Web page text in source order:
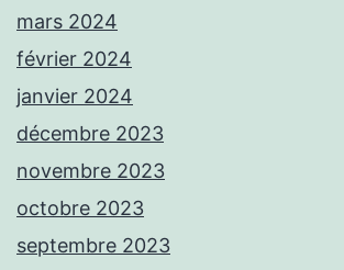
mars 2024
février 2024
janvier 2024
décembre 2023
novembre 2023
octobre 2023
septembre 2023